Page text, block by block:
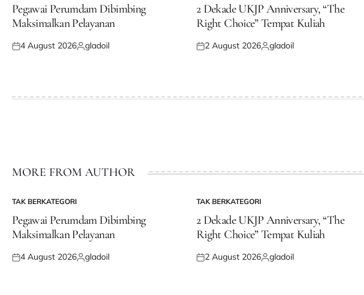
IN
Pegawai Perumdam Dibimbing
Maksimalkan Pelayanan
Posted
4 August 2026Posted
gladoil
2 Dekade UKJP Anniversary, “The
Right Choice” Tempat Kuliah
Posted
2 August 2026Posted
gladoil
MORE FROM AUTHOR
POSTED
IN
TAK BERKATEGORI
Pegawai Perumdam Dibimbing
Maksimalkan Pelayanan
Posted
4 August 2026Posted
gladoil
POSTED
TAK BERKATEGORI
2 Dekade UKJP Anniversary, “The
Right Choice” Tempat Kuliah
Posted
2 August 2026Posted
gladoil